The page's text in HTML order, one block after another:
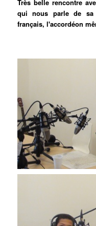
Très belle rencontre
qui nous parle de sa
français, l'accordéon